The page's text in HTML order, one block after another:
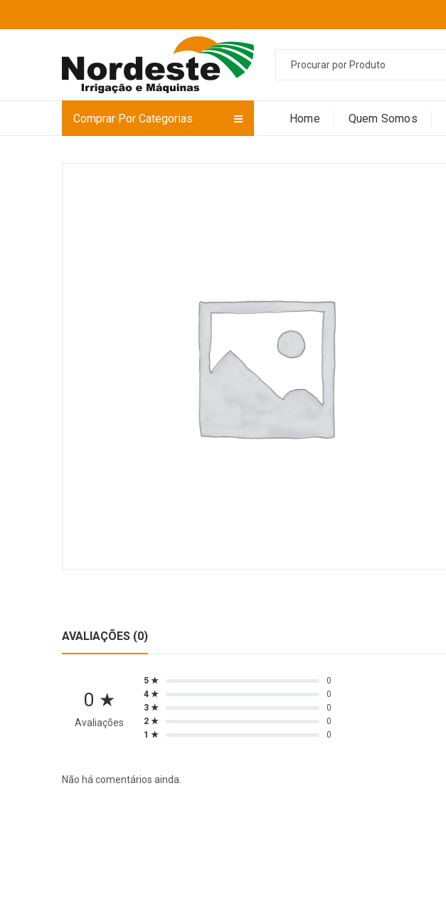
Comprar Por Categorias Home Quem Somos
AVALIAÇÕES (0)
0 ★
Avaliações
5 ★
0
4 ★
0
3 ★
0
2 ★
0
1 ★
0
Não há comentários ainda.